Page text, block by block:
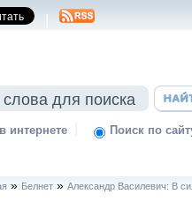
|
интернете | Поиск по
» Белнет» Александр Василевич: В